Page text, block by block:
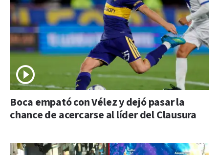
Boca empató con Vélez y dejó pasar la
chance de acercarse al líder del Clausura